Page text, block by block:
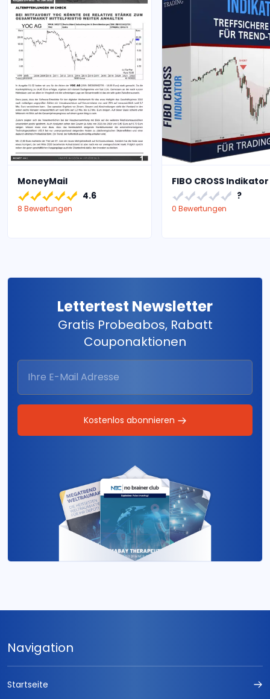
MoneyMail
4.6
8 Bewertungen
FIBO CROSS Indikator
?
0 Bewertungen
Lettertest Newsletter
Gratis Probeabos, Rabatt
Couponaktionen
Kostenlos abonnieren
Navigation
Startseite